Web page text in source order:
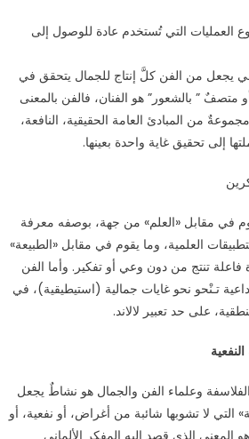
العمليات التي تُستخدم عادة للوصول إلى
يجعل من الفن كلَّ إنتاج للجمال يتحقق في
متصفٌ ” بالشعور” هو الفنان، فالفن بالمعنى
من المبادئ العامة الحقيقية، النافعة،
إلى تحقيق غاية واحدة بعينها.
في مقابل «العلم» من جهة، بوصفه معرفة
العلمية، وما يقوم في مقابل «الطبيعة»
تنتج من دون وعي أو تفكير. وأما الفن
تـنْحو نحو غايات جمالية (استيطيقية)، في
على حد تعبير لالاند.
وعلماء الفن والجمال هو نشاطٌ يجعل
التي لا تشوبها شائبة من أغراض، أو نفعية، أو
المعني الذي قصد إليه المفكر الألماني